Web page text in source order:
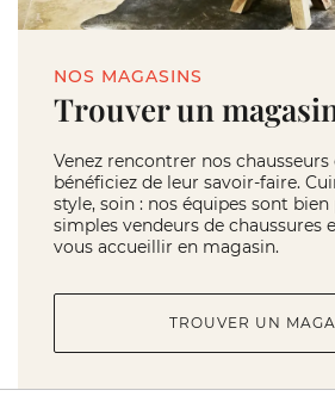
NOS MAGASINS
Trouver un
Venez rencontrer nos
bénéficiez de leur savoir-faire.
style, soin : nos équipes sont bien
simples vendeurs de chaussures
vous accueillir en magasin.
TROUVER UN